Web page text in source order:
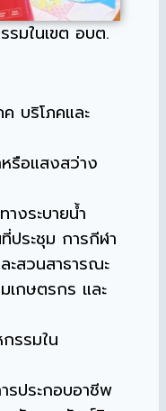
รมในเขต อบต.
บริโภคและ
รือแสงสว่าง
งระบายน้ำ
ประชุม การกีฬา
ะสวนสาธารณะ
เกษตรกร และ
รรมใน
รประกอบอาชีพ